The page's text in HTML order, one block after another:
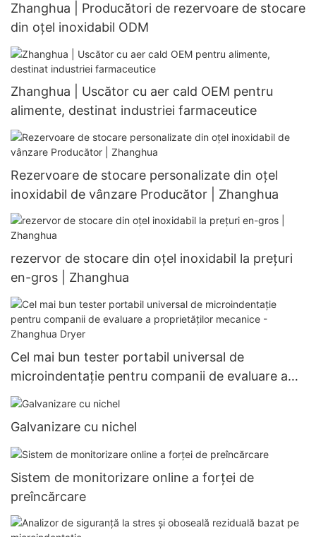
Zhanghua | Producători de rezervoare de stocare
din oțel inoxidabil ODM
Zhanghua | Uscător cu aer cald OEM pentru
alimente, destinat industriei farmaceutice
Rezervoare de stocare personalizate din oțel
inoxidabil de vânzare Producător | Zhanghua
rezervor de stocare din oțel inoxidabil la prețuri
en-gros | Zhanghua
Cel mai bun tester portabil universal de
microindentație pentru companii de evaluare a
proprietăților mecanice - Zhanghua Dryer
Galvanizare cu nichel
Sistem de monitorizare online a forței de
preîncărcare